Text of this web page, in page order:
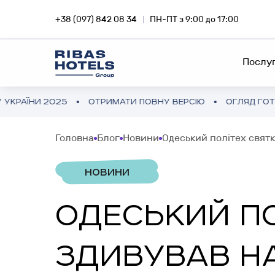
+38 (097) 842 08 34 ПН-ПТ з 9:00 до 17:00
ФРАНЧАЙЗИНГ
КОНСАЛТИНГ ПРОЄКТУ
АУДИТ ПРОЄКТУ
разом з Ribas Hotels
ІНВЕСТИЦІЇ ЗА КОРДОНОМ
Готельний бізнес у Азії та Європі
ОТРИМАТИ ПОВНУ ВЕРСІЮ ОГЛЯД ГОТЕЛЬНОГО
Головна Блог Новини Одеський політех
НОВИНИ
ОДЕСЬКИЙ
ЗДИВУВАВ